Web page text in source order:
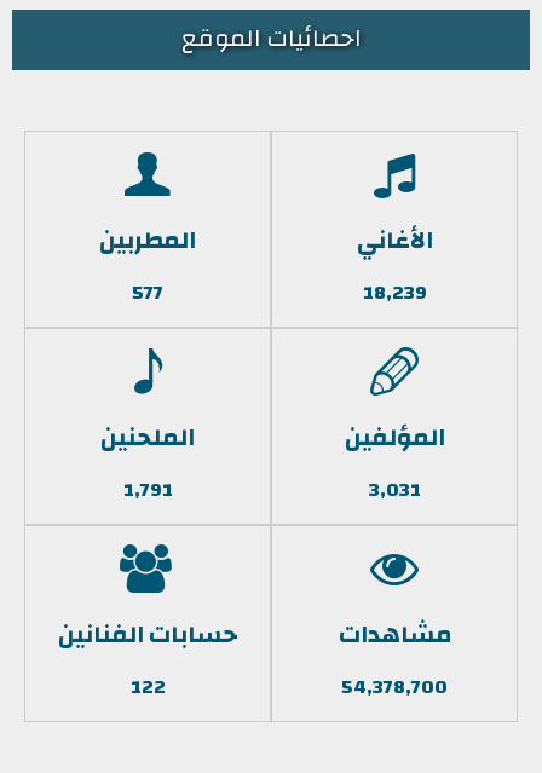
احصائيات الموقع
الأغاني
18,239
المطربين
577
المؤلفين
3,031
الملحنين
1,791
مشاهدات
54,378,700
حسابات الفنانين
122